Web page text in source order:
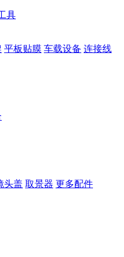
具
平板贴膜 车载设备 连接线
头盖 取景器 更多配件